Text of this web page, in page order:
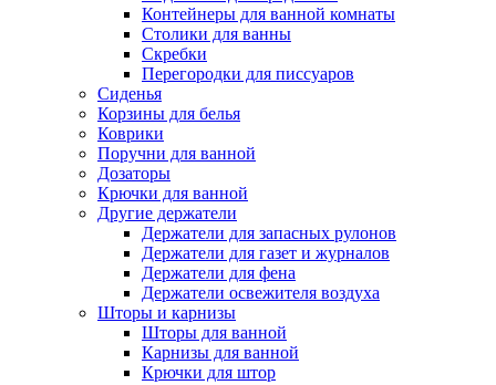
Контейнеры для ванной комнаты
Столики для ванны
Скребки
Перегородки для писсуаров
Сиденья
Корзины для белья
Коврики
Поручни для ванной
Дозаторы
Крючки для ванной
Другие держатели
Держатели для запасных рулонов
Держатели для газет и журналов
Держатели для фена
Держатели освежителя воздуха
Шторы и карнизы
Шторы для ванной
Карнизы для ванной
Крючки для штор